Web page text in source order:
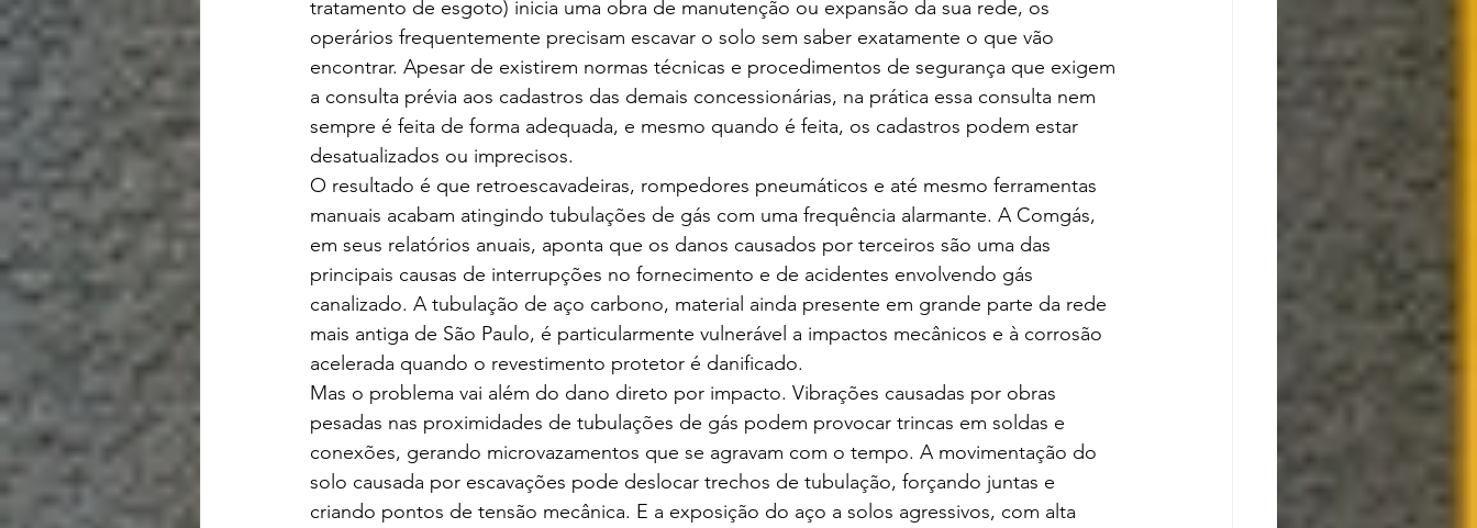
tratamento de esgoto) inicia uma obra de manutenção ou expansão da sua rede, os
operários frequentemente precisam escavar o solo sem saber exatamente o que vão
encontrar. Apesar de existirem normas técnicas e procedimentos de segurança que exigem
a consulta prévia aos cadastros das demais concessionárias, na prática essa consulta nem
sempre é feita de forma adequada, e mesmo quando é feita, os cadastros podem estar
desatualizados ou imprecisos.
O resultado é que retroescavadeiras, rompedores pneumáticos e até mesmo ferramentas
manuais acabam atingindo tubulações de gás com uma frequência alarmante. A Comgás,
em seus relatórios anuais, aponta que os danos causados por terceiros são uma das
principais causas de interrupções no fornecimento e de acidentes envolvendo gás
canalizado. A tubulação de aço carbono, material ainda presente em grande parte da rede
mais antiga de São Paulo, é particularmente vulnerável a impactos mecânicos e à corrosão
acelerada quando o revestimento protetor é danificado.
Mas o problema vai além do dano direto por impacto. Vibrações causadas por obras
pesadas nas proximidades de tubulações de gás podem provocar trincas em soldas e
conexões, gerando microvazamentos que se agravam com o tempo. A movimentação do
solo causada por escavações pode deslocar trechos de tubulação, forçando juntas e
criando pontos de tensão mecânica. E a exposição do aço a solos agressivos, com alta